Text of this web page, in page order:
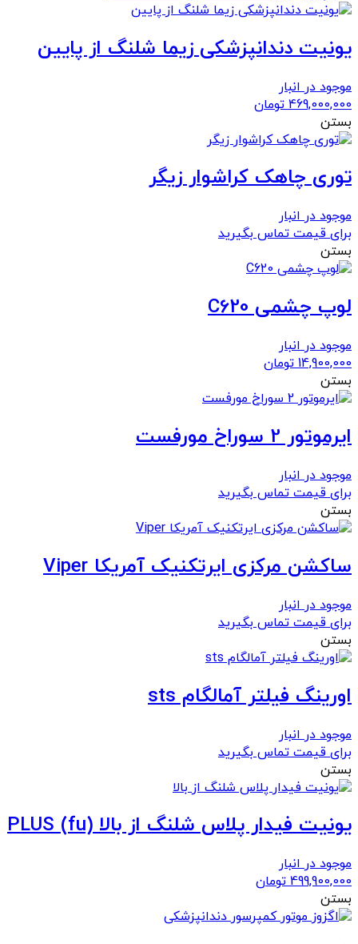
یونیت دندانپزشکی زیما شلنگ از پایین
موجود در انبار
469,000,000 تومان
بستن
توری چاهک کراشوار زیگر
موجود در انبار
برای قیمت تماس بگیرید
بستن
لوپ چشمی C620
موجود در انبار
14,900,000 تومان
بستن
ايرموتور 2 سوراخ مورفست
موجود در انبار
برای قیمت تماس بگیرید
بستن
ساکشن مرکزی ایرتکنیک آمریکا Viper
موجود در انبار
برای قیمت تماس بگیرید
بستن
اورینگ فیلتر آمالگام sts
موجود در انبار
برای قیمت تماس بگیرید
بستن
یونیت فیدار پلاس شلنگ از بالا PLUS (fu)
موجود در انبار
499,900,000 تومان
بستن